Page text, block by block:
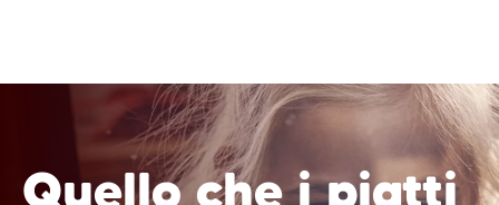
Quello che i piatti